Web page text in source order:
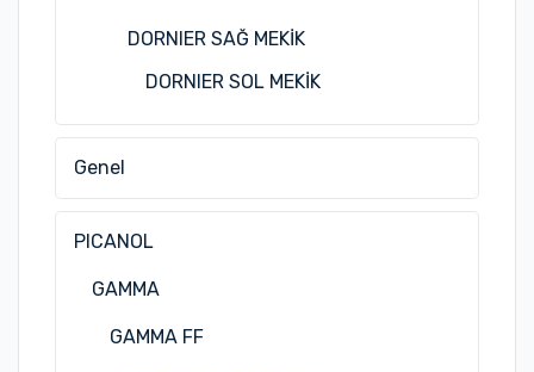
DORNIER SAĞ MEKİK
DORNIER SOL MEKİK
Genel
PICANOL
GAMMA
GAMMA FF